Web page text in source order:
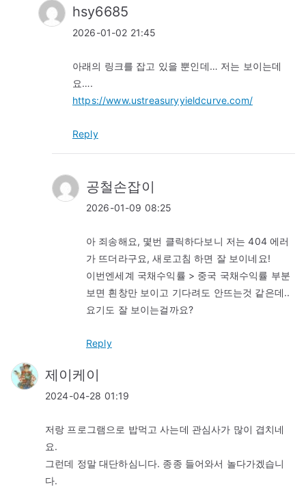
hsy6685
2026-01-02 21:45
아래의 링크를 잡고 있을 뿐인데… 저는 보이는데
요….
https://www.ustreasuryyieldcurve.com/
Reply
공철손잡이
2026-01-09 08:25
아 죄송해요, 몇번 클릭하다보니 저는 404 에러
가 뜨더라구요, 새로고침 하면 잘 보이네요!
이번엔세계 국채수익률 > 중국 국채수익률 부분
보면 흰창만 보이고 기다려도 안뜨는것 같은데..
요기도 잘 보이는걸까요?
Reply
제이케이
2024-04-28 01:19
저랑 프로그램으로 밥먹고 사는데 관심사가 많이 겹치네
요.
그런데 정말 대단하심니다. 종종 들어와서 놀다가겠습니
다.